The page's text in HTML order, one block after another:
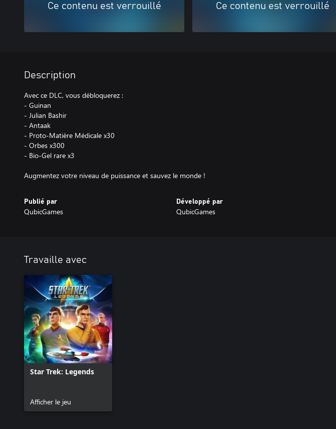
Ce contenu est verrouillé Ce contenu est verrouillé
Description
Avec ce DLC, vous débloquerez :
- Guinan
- Julian Bashir
- Antaak
- Proto-Matière Médicale x30
- Orbes x300
- Bio-Gel rare x3
Augmentez votre niveau de puissance et sauvez le monde !
Publié par
QubicGames
Développé par
QubicGames
Travaille avec
Star Trek: Legends
Afficher le jeu